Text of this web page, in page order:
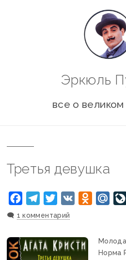
Эркюль
все о
Третья девушка
FacebookTelegramTwitter
VK
🗨️ 1 комментарий
Норма